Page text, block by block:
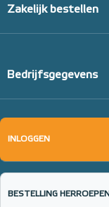
Zakelijk bestellen
Bedrijfsgegevens
INLOGGEN
BESTELLING HERROEPEN